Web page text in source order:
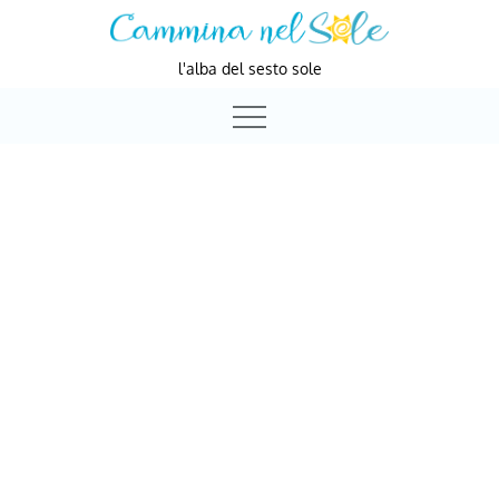
l'alba del sesto sole